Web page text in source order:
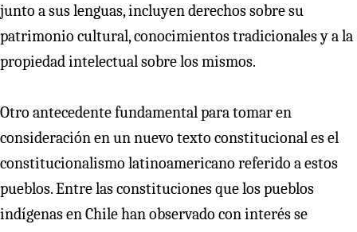
junto a sus lenguas, incluyen derechos sobre su
patrimonio cultural, conocimientos tradicionales y a la
propiedad intelectual sobre los mismos.
Otro antecedente fundamental para tomar en
consideración en un nuevo texto constitucional es el
constitucionalismo latinoamericano referido a estos
pueblos. Entre las constituciones que los pueblos
indígenas en Chile han observado con interés se